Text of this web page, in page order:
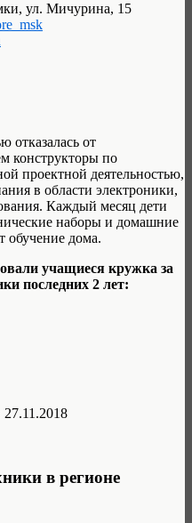
ул. Мичурина, 15
отказалась от
конструкторы по
проектной деятельностью,
в области электроники,
Каждый месяц дети
наборы и домашние
обучение дома.
учащиеся кружка за
последних 2 лет:
27.11.2018
в регионе